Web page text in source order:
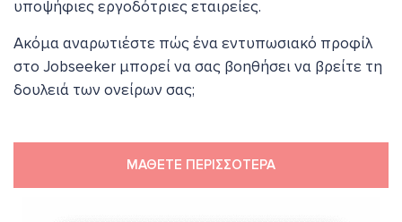
υποψήφιες εργοδότριες εταιρείες.
Ακόμα αναρωτιέστε πώς ένα εντυπωσιακό προφίλ
στο Jobseeker μπορεί να σας βοηθήσει να βρείτε τη
δουλειά των ονείρων σας;
ΜΑΘΕΤΕ ΠΕΡΙΣΣΟΤΕΡΑ